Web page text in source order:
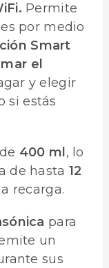
Permite
por medio
Smart
el
y elegir
si estás
400 ml , lo
de hasta 12
recarga.
para
un
sus